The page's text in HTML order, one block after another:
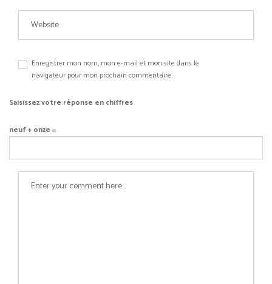
Enregistrer mon nom, mon e-mail et mon site dans le
navigateur pour mon prochain commentaire.
Saisissez votre réponse en chiffres
neuf + onze =